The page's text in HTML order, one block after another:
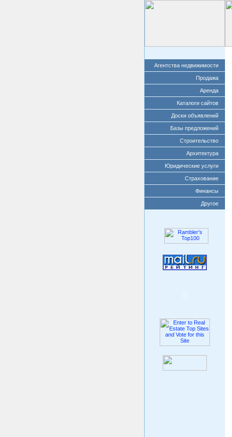
Агентства недвижимости
Продажа
Аренда
Каталоги сайтов
Доски объявлений
Базы предложений
Строительство
Архитектура
Юридические услуги
Страхование
Финансы
Другое